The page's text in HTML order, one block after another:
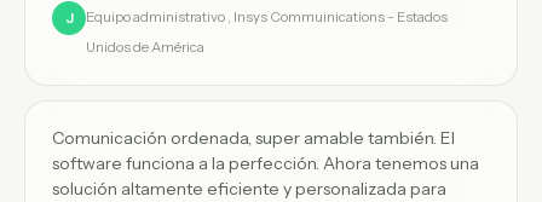
J
Equipo administrativo , Insys Commuinications - Estados
Unidos de América
Comunicación ordenada, super amable también. El
software funciona a la perfección. Ahora tenemos una
solución altamente eficiente y personalizada para